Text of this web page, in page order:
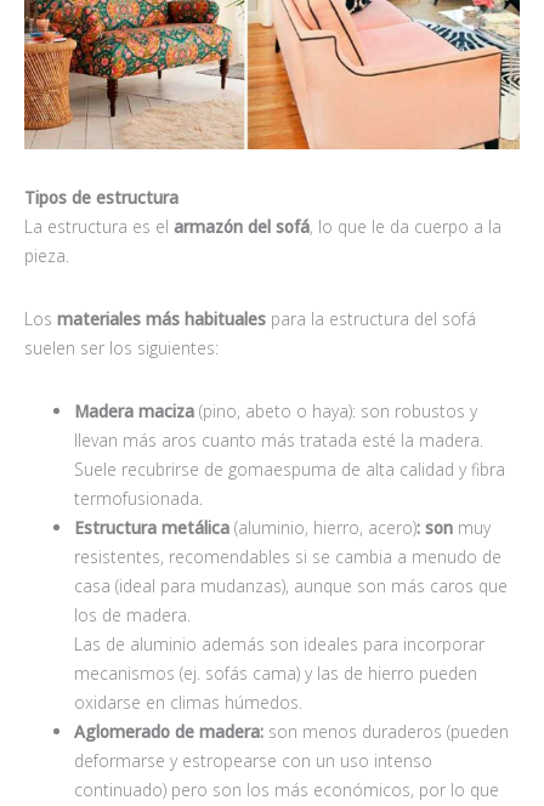
Tipos de estructura
La estructura es el armazón del sofá, lo que le da cuerpo a la
pieza.
Los materiales más habituales para la estructura del sofá
suelen ser los siguientes:
Madera maciza(pino, abeto o haya): son robustos y
llevan más aros cuanto más tratada esté la madera.
Suele recubrirse de gomaespuma de alta calidad y fibra
termofusionada.
Estructura metálica(aluminio, hierro, acero): son muy
resistentes, recomendables si se cambia a menudo de
casa (ideal para mudanzas), aunque son más caros que
los de madera.
Las de aluminio además son ideales para incorporar
mecanismos (ej. sofás cama) y las de hierro pueden
oxidarse en climas húmedos.
Aglomerado de madera: son menos duraderos (pueden
deformarse y estropearse con un uso intenso
continuado) pero son los más económicos, por lo que